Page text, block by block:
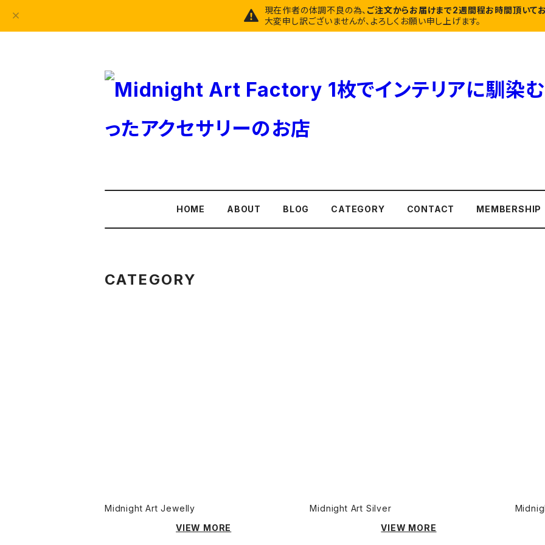
現在作者の体調不良の為、 ご注文からお届けまで2週間程お時間頂いてお
大変申し訳ございませんが、よろしくお願い申し上げます。
HOME ABOUT BLOG CATEGORY CONTACT MEMBERSHIP
CATEGORY
Midnight Art Jewelly
VIEW MORE
Midnight Art Silver
VIEW MORE